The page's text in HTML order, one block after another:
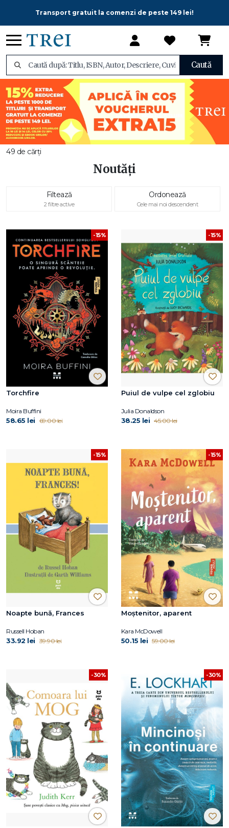
Transport gratuit la comenzi de peste 149 lei!
Caută
49 de cărți
Noutăți
Filtează
2 filtre active
Ordonează
Cele mai noi descendent
-15%
Torchfire
Moira Buffini
58.65 lei 69.00 lei
-15%
Puiul de vulpe cel zglobiu
Julia Donaldson
38.25 lei 45.00 lei
-15%
Noapte bună, Frances
Russell Hoban
33.92 lei 39.90 lei
-15%
Moștenitor, aparent
Kara McDowell
50.15 lei 59.00 lei
-30% -30%